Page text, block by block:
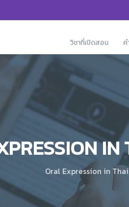
วิชาที่เปิดสอน
Oral Expression in